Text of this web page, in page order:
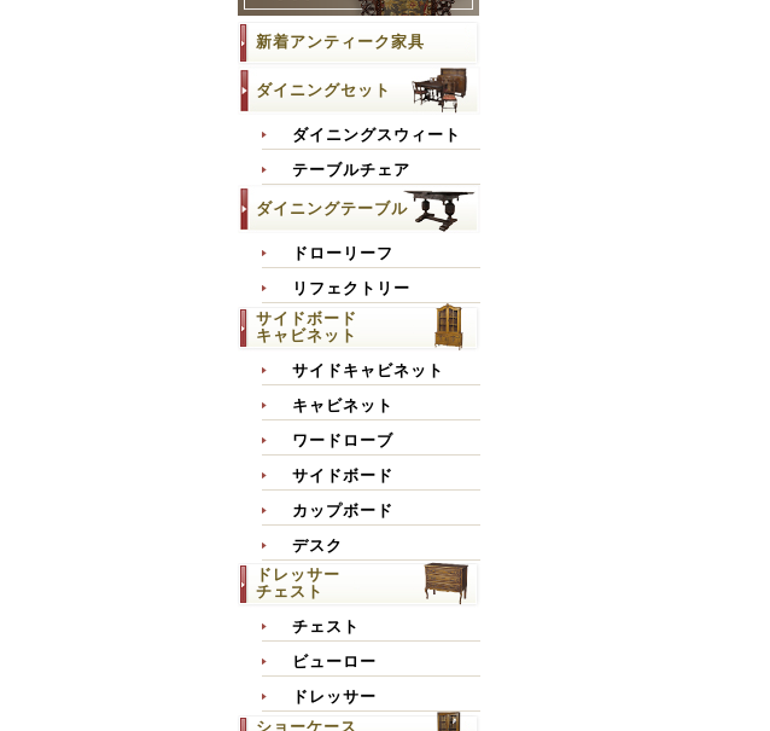
新着アンティーク家具
ダイニングセット
ダイニングスウィート
テーブルチェア
ダイニングテーブル
ドローリーフ
リフェクトリー
サイドボード
キャビネット
サイドキャビネット
キャビネット
ワードローブ
サイドボード
カップボード
デスク
ドレッサー
チェスト
チェスト
ビューロー
ドレッサー
ショーケース